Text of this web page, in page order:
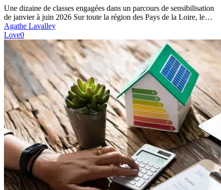
durable
Une dizaine de classes engagées dans un parcours de sensibilisation
de janvier à juin 2026 Sur toute la région des Pays de la Loire, le…
Agathe Lavalley
Love0